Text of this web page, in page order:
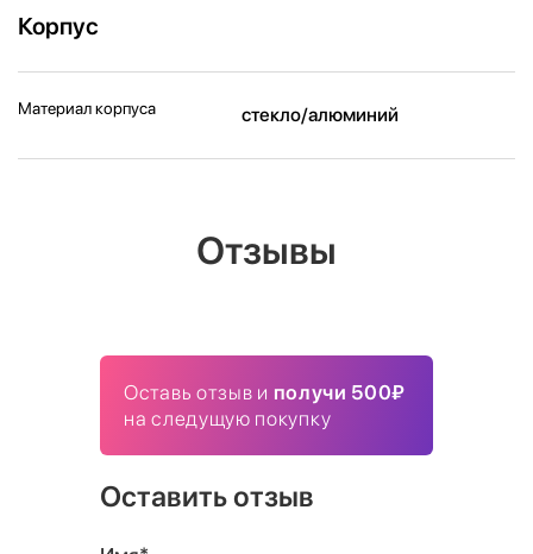
Корпус
Материал корпуса стекло/алюминий
Отзывы
Оставь отзыв и получи 500₽
на следущую покупку
Оставить отзыв